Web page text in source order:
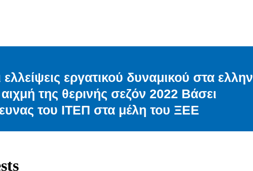
εργατικού δυναμικού στα
της θερινής σεζόν 2022 Βάσει
του ΙΤΕΠ στα μέλη του ΞΕΕ